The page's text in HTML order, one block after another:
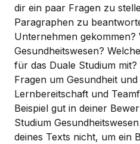
dir ein paar Fragen zu
Paragraphen zu
Unternehmen gekommen?
Gesundheitswesen?
für das Duale Studium
Fragen um Gesundheit
Lernbereitschaft und
Beispiel gut in deiner
Studium
deines Texts nicht, um ein